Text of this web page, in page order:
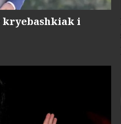
kryebashkiak i